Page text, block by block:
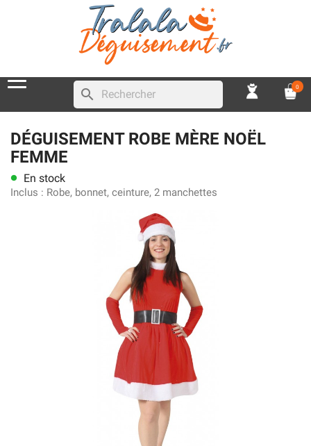
search 0
DÉGUISEMENT ROBE MÈRE NOËL
FEMME
lens En stock
Inclus : Robe, bonnet, ceinture, 2 manchettes